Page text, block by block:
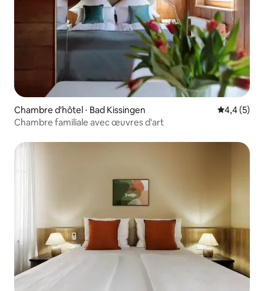
Chambre d'hôtel ⋅ Bad Kissingen Évaluation
4,4 (5)
Chambre familiale avec œuvres d'art